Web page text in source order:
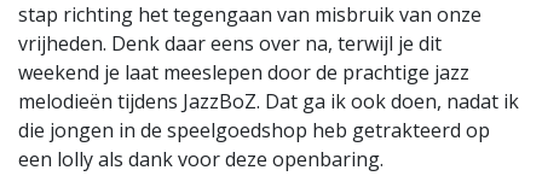
stap richting het tegengaan van misbruik van onze
vrijheden. Denk daar eens over na, terwijl je dit
weekend je laat meeslepen door de prachtige jazz
melodieën tijdens JazzBoZ. Dat ga ik ook doen, nadat ik
die jongen in de speelgoedshop heb getrakteerd op
een lolly als dank voor deze openbaring.